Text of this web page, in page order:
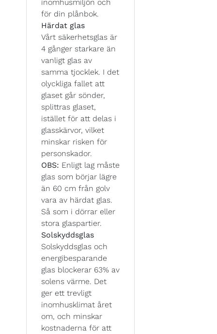
inomhusmiljön och
för din plånbok.
Härdat glas
Vårt säkerhetsglas är
4 gånger starkare än
vanligt glas av
samma tjocklek. I det
olyckliga fallet att
glaset går sönder,
splittras glaset,
istället för att delas i
glasskärvor, vilket
minskar risken för
personskador.
OBS: Enligt lag måste
glas som börjar lägre
än 60 cm från golv
vara av härdat glas.
Så som i dörrar eller
stora glaspartier.
Solskyddsglas
Solskyddsglas och
energibesparande
glas blockerar 63% av
solens värme. Det
ger ett trevligt
inomhusklimat året
om, och minskar
kostnaderna för att